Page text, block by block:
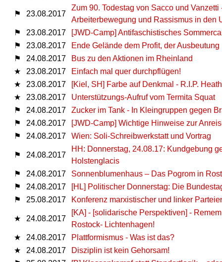
⚑ 23.08.2017
Zum 90. Todestag von Sacco und
Arbeiterbewegung und Rassismus in den
⚑
23.08.2017
[JWD-Camp] Antifaschistisches
⚑
23.08.2017
Ende Gelände dem Profit, der
⚑
24.08.2017
Bus zu den Aktionen im Rheinland
★
23.08.2017
Einfach mal quer durchpflügen!
★
23.08.2017
[Kiel, SH] Farbe auf Denkmal - R.I.P.
★
23.08.2017
Unterstützungs-Aufruf vom Termita Squat
⚑
24.08.2017
Zucker im Tank - In Kleingruppen gegen
⚑
24.08.2017
[JWD-Camp] Wichtige Hinweise zur
⚑
24.08.2017 Wien: Soli-Schreibwerkstatt und Vortrag
⚑ 24.08.2017
HH: Donnerstag, 24.08.17: Kundgebung
Holstenglacis
⚑
24.08.2017
Sonnenblumenhaus – Das Pogrom in
⚑
24.08.2017
[HL] Politischer Donnerstag: Die
⚑
25.08.2017 Konferenz marxistischer und linker
★ 24.08.2017
[KA] - [solidarische Perspektiven] -
Rostock- Lichtenhagen!
★
24.08.2017
Plattformismus - Was ist das?
★
24.08.2017
Disziplin ist kein Gehorsam!